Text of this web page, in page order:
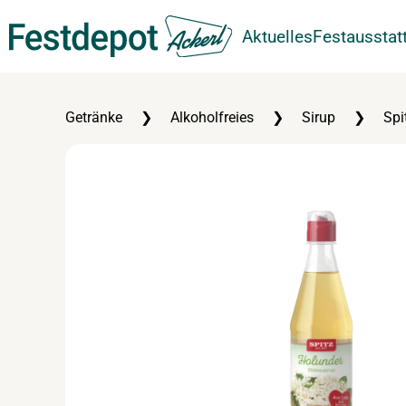
Zum Hauptinhalt springen Aktuelles
Getränke Alkoholfreies Sirup